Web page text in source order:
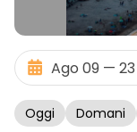
Oggi Domani